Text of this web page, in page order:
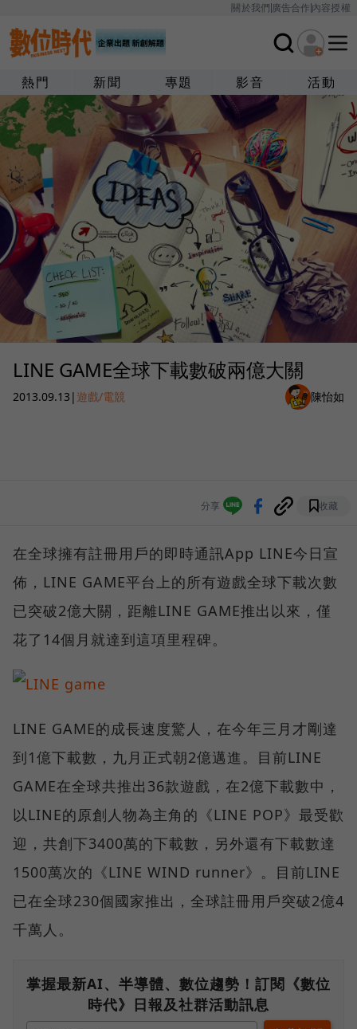
關於我們廣告合作內容授權
熱門 新聞 專題 影音 活動
LINE GAME全球下載數破兩億大關
2013.09.13 |遊戲/電競 陳怡如
分享 收藏
在全球擁有註冊用戶的即時通訊App LINE今日宣
佈，LINE GAME平台上的所有遊戲全球下載次數
已突破2億大關，距離LINE GAME推出以來，僅
花了14個月就達到這項里程碑。
LINE GAME的成長速度驚人，在今年三月才剛達
到1億下載數，九月正式朝2億邁進。目前LINE
GAME在全球共推出36款遊戲，在2億下載數中，
以LINE的原創人物為主角的《LINE POP》最受歡
迎，共創下3400萬的下載數，另外還有下載數達
1500萬次的《LINE WIND runner》。目前LINE
已在全球230個國家推出，全球註冊用戶突破2億4
千萬人。
掌握最新AI、半導體、數位趨勢！訂閱《數位
時代》日報及社群活動訊息